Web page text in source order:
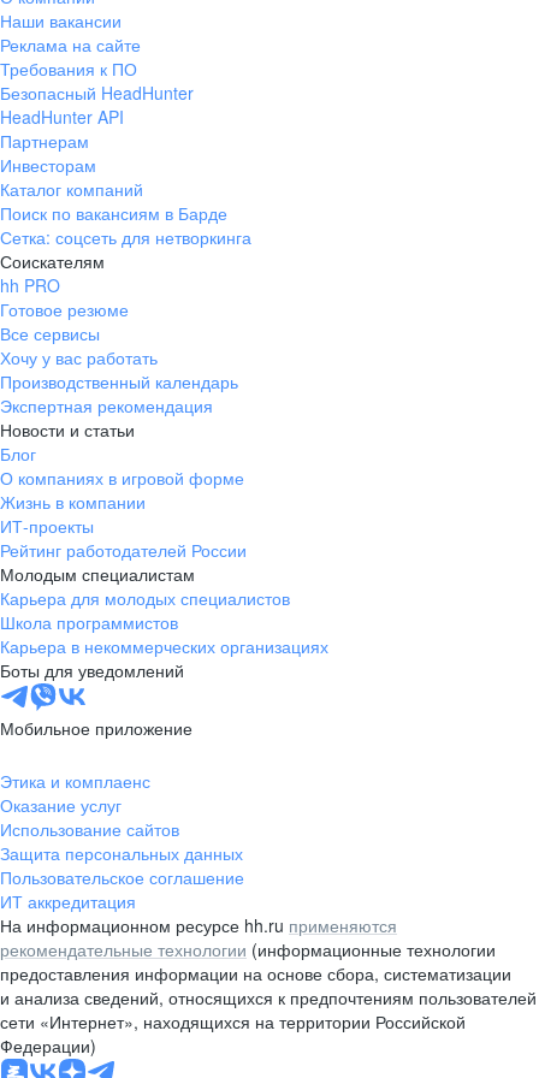
Наши вакансии
Реклама на сайте
Требования к ПО
Безопасный HeadHunter
HeadHunter API
Партнерам
Инвесторам
Каталог компаний
Поиск по вакансиям в Барде
Сетка: соцсеть для нетворкинга
Соискателям
hh PRO
Готовое резюме
Все сервисы
Хочу у вас работать
Производственный календарь
Экспертная рекомендация
Новости и статьи
Блог
О компаниях в игровой форме
Жизнь в компании
ИТ-проекты
Рейтинг работодателей России
Молодым специалистам
Карьера для молодых специалистов
Школа программистов
Карьера в некоммерческих организациях
Боты для уведомлений
Мобильное приложение
Этика и комплаенс
Оказание услуг
Использование сайтов
Защита персональных данных
Пользовательское соглашение
ИТ аккредитация
На информационном ресурсе hh.ru применяются
рекомендательные технологии (информационные технологии
предоставления информации на основе сбора, систематизации
и анализа сведений, относящихся к предпочтениям пользователей
сети «Интернет», находящихся на территории Российской
Федерации)